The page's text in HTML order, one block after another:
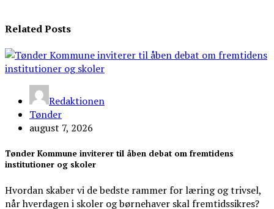
Related Posts
Redaktionen
Tønder
august 7, 2026
Tønder Kommune inviterer til åben debat om fremtidens
institutioner og skoler
Hvordan skaber vi de bedste rammer for læring og trivsel,
når hverdagen i skoler og børnehaver skal fremtidssikres?